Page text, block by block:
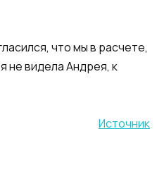
что мы в расчете,
не видела Андрея, к
Источник